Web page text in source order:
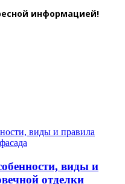
информацией!
виды и
отделки